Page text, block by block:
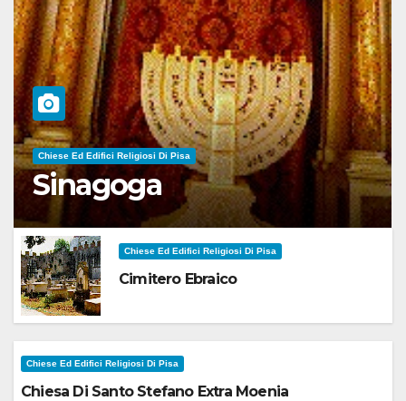
Chiese Ed Edifici Religiosi Di Pisa
Sinagoga
Chiese Ed Edifici Religiosi Di Pisa
Cimitero Ebraico
Chiese Ed Edifici Religiosi Di Pisa
Chiesa Di Santo Stefano Extra Moenia